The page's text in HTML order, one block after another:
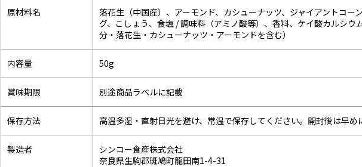
原材料名
落花生（中国産）、アーモンド、カシューナッツ、ジャイアントコー
グ、こしょう、食塩 / 調味料（アミノ酸等）、香料、ケイ酸カルシウ
分・落花生・カシューナッツ・アーモンドを含む）
内容量 50g
賞味期限 別途商品ラベルに記載
保存方法 高温多湿・直射日光を避け、常温で保存してください。開封後は早め
製造者
シンコー食産株式会社
奈良県生駒郡斑鳩町龍田南1-4-31